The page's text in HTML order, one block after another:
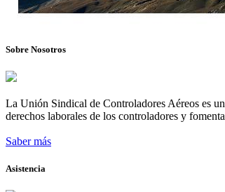
Sobre Nosotros
La Unión Sindical de Controladores Aéreos es
derechos laborales de los controladores y
Saber más
Asistencia